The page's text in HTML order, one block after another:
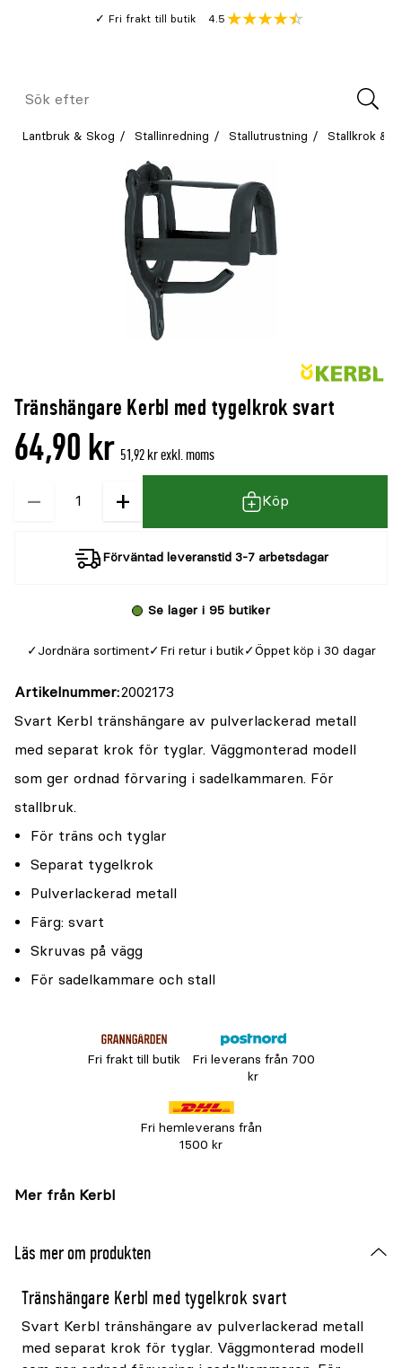
Fri frakt till butik
Genomsnitt
4.5
Meny
Sök
Lantbruk & Skog Stallinredning Stallutrustning Stallkrok &
Tränshängare Kerbl med tygelkrok svart
64,90 kr 51,92 kr exkl. moms
−
Kvantitet + Köp
Förväntad leveranstid 3-7 arbetsdagar
Se lager i 95 butiker
Jordnära sortiment Fri retur i butik Öppet köp i 30 dagar
Artikelnummer 2002173
Svart Kerbl tränshängare av pulverlackerad metall
med separat krok för tyglar. Väggmonterad modell
som ger ordnad förvaring i sadelkammaren. För
stallbruk.
För träns och tyglar
Separat tygelkrok
Pulverlackerad metall
Färg: svart
Skruvas på vägg
För sadelkammare och stall
Fri frakt till butik
Fri leverans från 700
kr
Fri hemleverans från
1500 kr
Mer från Kerbl
Läs mer om produkten
Tränshängare Kerbl med tygelkrok svart
Svart Kerbl tränshängare av pulverlackerad metall
med separat krok för tyglar. Väggmonterad modell